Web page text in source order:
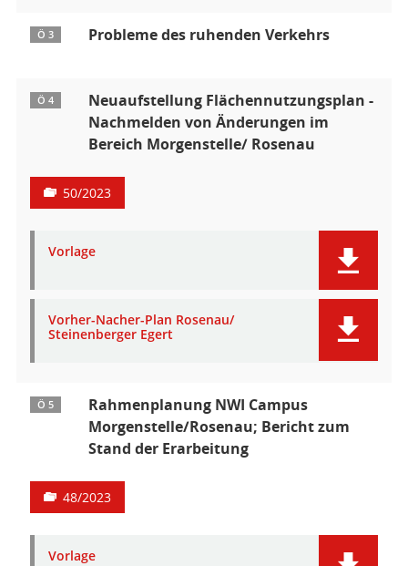
Ö 3 Probleme des ruhenden Verkehrs
Ö 4
Neuaufstellung Flächennutzungsplan -
Nachmelden von Änderungen im
Bereich Morgenstelle/ Rosenau
50/2023
Vorlage
Vorher-Nacher-Plan Rosenau/
Steinenberger Egert
Ö 5
Rahmenplanung NWI Campus
Morgenstelle/Rosenau; Bericht zum
Stand der Erarbeitung
48/2023
Vorlage